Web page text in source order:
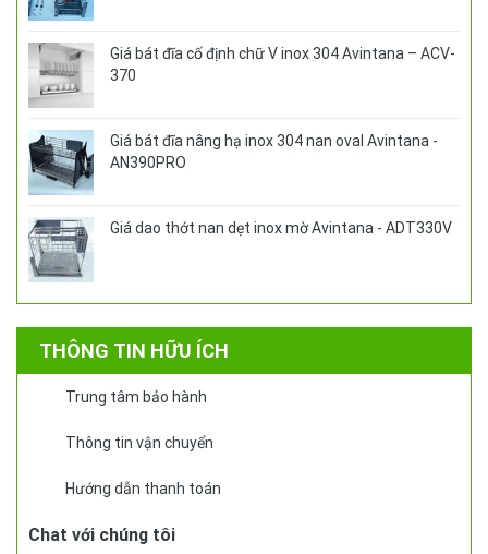
Giá bát đĩa cố định chữ V inox 304 Avintana – ACV-
370
Giá bát đĩa nâng hạ inox 304 nan oval Avintana -
AN390PRO
Giá dao thớt nan dẹt inox mờ Avintana - ADT330V
THÔNG TIN HỮU ÍCH
Trung tâm bảo hành
Thông tin vận chuyển
Hướng dẫn thanh toán
Chat với chúng tôi